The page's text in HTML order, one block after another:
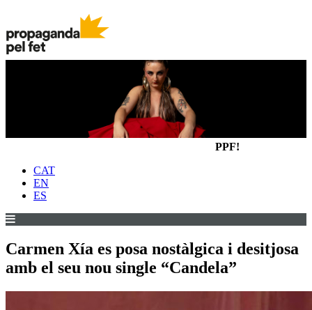
PPF!
CAT
EN
ES
Carmen Xía es posa nostàlgica i desitjosa
amb el seu nou single “Candela”